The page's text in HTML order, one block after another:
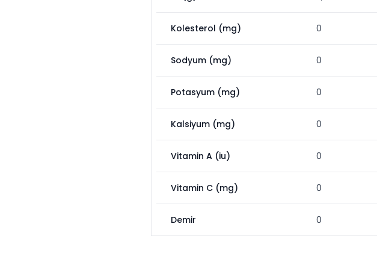
Kolesterol (mg) 0
Sodyum (mg) 0
Potasyum (mg) 0
Kalsiyum (mg) 0
Vitamin A (iu) 0
Vitamin C (mg) 0
Demir 0